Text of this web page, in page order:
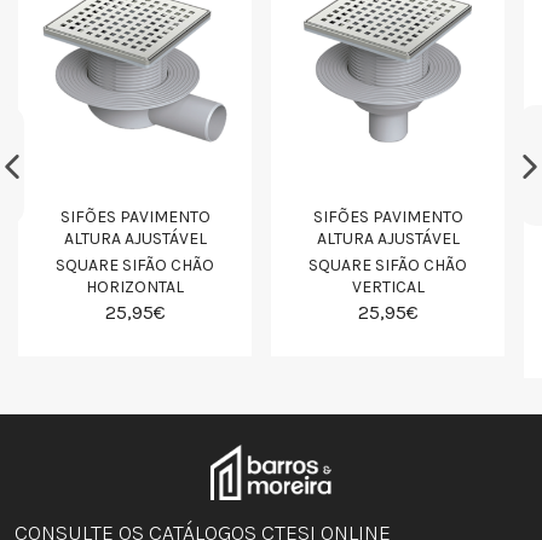
SIFÕES PAVIMENTO
ALTURA AJUSTÁVEL
SQUARE SIFÃO CHÃO
HORIZONTAL
25,95€
SIFÕES PAVIMENTO
ALTURA AJUSTÁVEL
SQUARE SIFÃO CHÃO
VERTICAL
25,95€
CONSULTE OS CATÁLOGOS CTESI ONLINE